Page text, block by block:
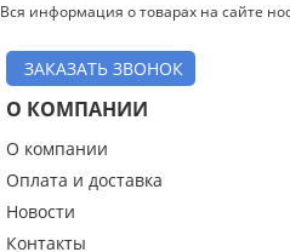
Вся информация о товарах на сайте
ЗАКАЗАТЬ ЗВОНОК
О КОМПАНИИ
О компании
Оплата и доставка
Новости
Контакты